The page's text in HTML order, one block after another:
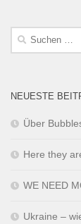
NEUESTE
Über
Here they
WE NEED
Ukraine –